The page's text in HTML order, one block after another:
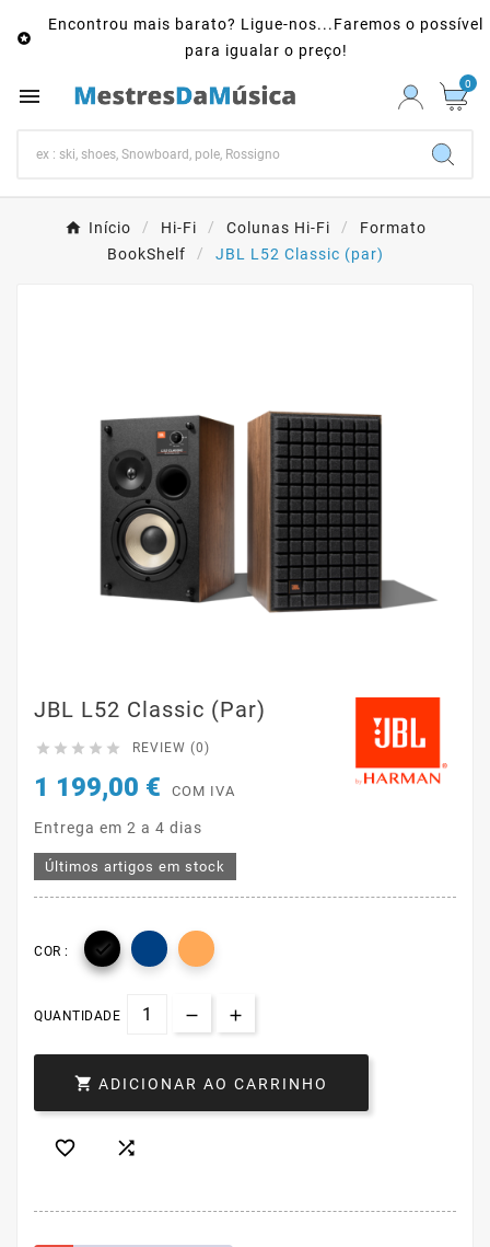

Encontrou mais barato? Ligue-nos...Faremos o possível
para igualar o preço!
 0
Início Hi-Fi Colunas Hi-Fi
Formato
BookShelf
JBL L52 Classic (par)
JBL L52 Classic (par)
     REVIEW (0)
1 199,00 € COM IVA
Entrega em 2 a 4 dias
Últimos artigos em stock
COR : 
QUANTIDADE
 ADICIONAR AO CARRINHO
 